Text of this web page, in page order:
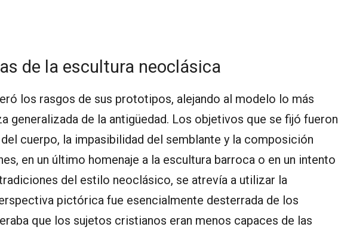
de la escultura neoclásica
los rasgos de sus prototipos, alejando al modelo lo más
generalizada de la antigüedad. Los objetivos que se fijó fueron
cuerpo, la impasibilidad del semblante y la composición
en un último homenaje a la escultura barroca o en un intento
del estilo neoclásico, se atrevía a utilizar la
pictórica fue esencialmente desterrada de los
que los sujetos cristianos eran menos capaces de las